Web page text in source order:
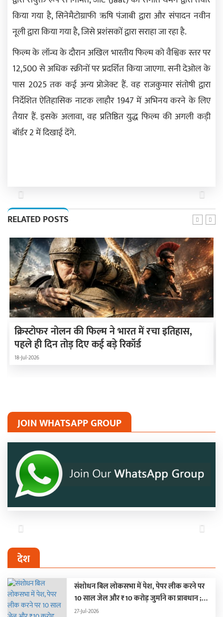
किया गया है, सिनेमैटोग्राफी ऋषि पंजाबी द्वारा और संपादन नवीन
नूली द्वारा किया गया है, जिसे प्रशंसकों द्वारा सराहा जा रहा है.
फिल्म के लॉन्च के दौरान अखिल भारतीय फिल्म को वैश्विक स्तर पर
12,500 से अधिक स्क्रीनों पर प्रदर्शित किया जाएगा. सनी देओल के
पास 2025 तक कई अन्य प्रोजेक्ट हैं. वह राजकुमार संतोषी द्वारा
निर्देशित ऐतिहासिक नाटक लाहौर 1947 में अभिनय करने के लिए
तैयार हैं. इसके अलावा, वह प्रतिष्ठित युद्ध फिल्म की अगली कड़ी
बॉर्डर 2 में दिखाई देंगे.
Previous Next
RELATED POSTS
क्रिस्टोफर नोलन की फिल्म ने भारत में रचा इतिहास,
पहले ही दिन तोड़ दिए कई बड़े रिकॉर्ड
18-Jul-2026
JOIN WHATSAPP GROUP
Previous
Next
देश
संशोधन बिल लोकसभा में पेश, पेपर लीक करने पर
10 साल जेल और ₹10 करोड़ जुर्माने का प्रावधान ;
हंगामे के कारण दोनों सदन स्थगित
27-Jul-2026